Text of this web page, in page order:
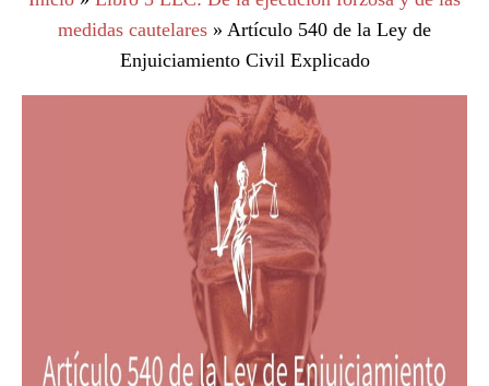
medidas cautelares » Artículo 540 de la Ley de
Enjuiciamiento Civil Explicado